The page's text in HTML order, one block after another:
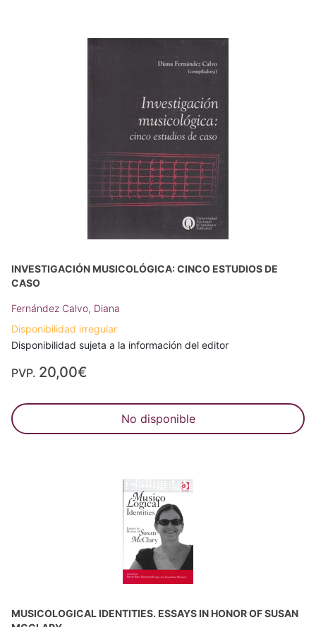
INVESTIGACIÓN MUSICOLÓGICA: CINCO ESTUDIOS DE
CASO
Fernández Calvo, Diana
Disponibilidad irregular
Disponibilidad sujeta a la información del editor
PVP. 20,00€
No disponible
MUSICOLOGICAL IDENTITIES. ESSAYS IN HONOR OF SUSAN